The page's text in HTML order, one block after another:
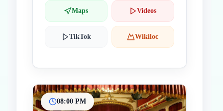
Maps Videos
TikTok Wikiloc
08:00 PM